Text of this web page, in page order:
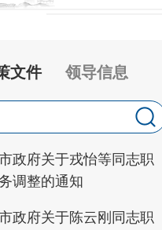
文件 领导信息
政府关于戎怡等同志职
调整的通知
政府关于陈云刚同志职